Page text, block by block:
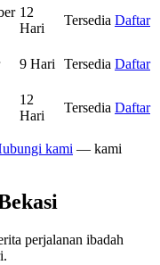
12
Hari
Tersedia Daftar
9 Hari Tersedia Daftar
12
Hari
Tersedia Daftar
kami — kami
perjalanan ibadah